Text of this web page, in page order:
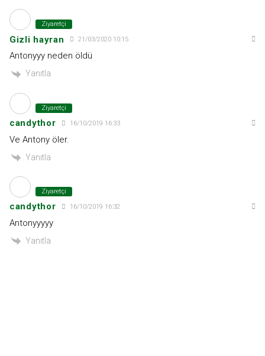
Ziyaretçi
Gizli hayran 21/03/2020 10:15
Antonyyy neden öldü
Yanıtla
Ziyaretçi
candythor 16/10/2019 16:33
Ve Antony öler.
Yanıtla
Ziyaretçi
candythor 16/10/2019 16:32
Antonyyyyy
Yanıtla